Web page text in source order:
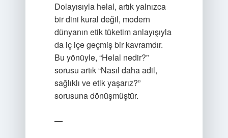
Dolayısıyla helal, artık yalnızca
bir dini kural değil, modern
dünyanın etik tüketim anlayışıyla
da iç içe geçmiş bir kavramdır.
Bu yönüyle, “Helal nedir?”
sorusu artık “Nasıl daha adil,
sağlıklı ve etik yaşarız?”
sorusuna dönüşmüştür.
—